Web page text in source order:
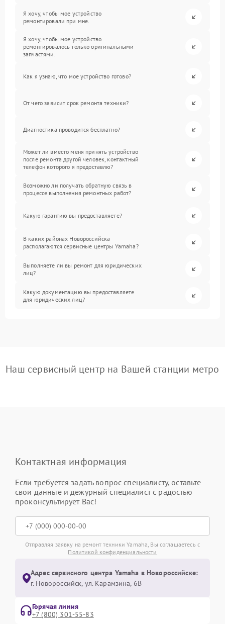
Я хочу, чтобы мое устройство
ремонтировали при мне.
Я хочу, чтобы мое устройство
ремонтировалось только оригинальными
запчастями.
Как я узнаю, что мое устройство готово?
От чего зависит срок ремонта техники?
Диагностика проводится бесплатно?
Может ли вместо меня принять устройство
после ремонта другой человек, контактный
телефон которого я предоставлю?
Возможно ли получать обратную связь в
процессе выполнения ремонтных работ?
Какую гарантию вы предоставляете?
В каких районах Новороссийска
располагаются сервисные центры Yamaha?
Выполняете ли вы ремонт для юридических
лиц?
Какую документацию вы предоставляете
для юридических лиц?
Наш сервисный центр на Вашей станции метро
Контактная информация
Если требуется задать вопрос специалисту, оставьте
свои данные и дежурный специалист с радостью
проконсультирует Вас!
Отправляя заявку на ремонт техники Yamaha, Вы соглашаетесь с
Политикой конфиденциальности
Адрес сервисного центра Yamaha в Новороссийске:
г. Новороссийск, ул. Карамзина, 6В
Горячая линия
+7 (800) 301-55-83